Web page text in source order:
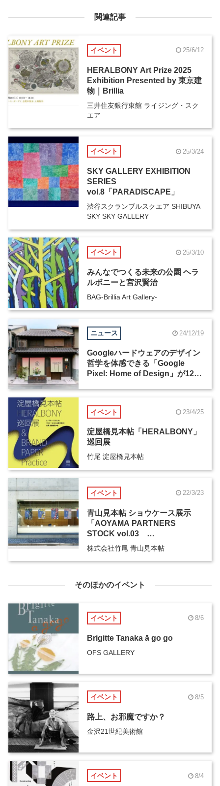
関連記事
イベント 25/6/12
HERALBONY Art Prize 2025
Exhibition Presented by 東京建
物｜Brillia
三井住友銀行東館 ライジング・スク
エア
イベント 25/3/24
SKY GALLERY EXHIBITION
SERIES
vol.8「PARADISCAPE」
渋谷スクランブルスクエア SHIBUYA
SKY SKY GALLERY
イベント 25/3/10
みんなでつくる未来の公園 ヘラ
ルボニーと宮沢賢治
BAG-Brillia Art Gallery-
ニュース 24/12/19
Googleハードウェアのデザイン
哲学を体感できる「Google
Pixel: Home of Design」が12月
イベント 23/4/25
淀屋橋見本帖「HERALBONY」
巡回展
竹尾 淀屋橋見本帖
イベント 22/3/23
青山見本帖 ショウケース展示
「AOYAMA PARTNERS
STOCK vol.03
HERALBONY」
株式会社竹尾 青山見本帖
そのほかのイベント
イベント 8/6
Brigitte Tanaka ā go go
OFS GALLERY
イベント 8/5
路上、お邪魔ですか？
金沢21世紀美術館
イベント 8/4